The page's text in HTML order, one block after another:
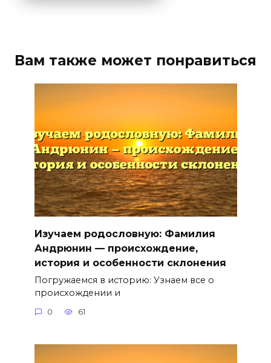
Вам также может понравиться
Изучаем родословную: Фамилия
Андрюнин — происхождение,
история и особенности склонения
Погружаемся в историю: Узнаем все о
происхождении и
0 61